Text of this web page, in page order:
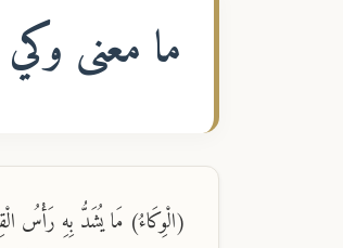
ما معنى وكي
(الْوِكَاءُ) مَا يُشَدُّ بِهِ رَأْسُ